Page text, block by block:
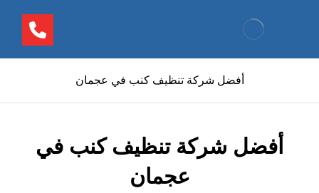
أفضل شركة تنظيف كنب في عجمان
أفضل شركة تنظيف كنب في
عجمان